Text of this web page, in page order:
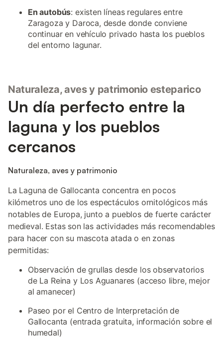
En autobús: existen líneas regulares entre
Zaragoza y Daroca, desde donde conviene
continuar en vehículo privado hasta los pueblos
del entorno lagunar.
Naturaleza, aves y patrimonio esteparico
Un día perfecto entre la
laguna y los pueblos
cercanos
Naturaleza, aves y patrimonio
La Laguna de Gallocanta concentra en pocos
kilómetros uno de los espectáculos ornitológicos más
notables de Europa, junto a pueblos de fuerte carácter
medieval. Estas son las actividades más recomendables
para hacer con su mascota atada o en zonas
permitidas:
Observación de grullas desde los observatorios
de La Reina y Los Aguanares (acceso libre, mejor
al amanecer)
Paseo por el Centro de Interpretación de
Gallocanta (entrada gratuita, información sobre el
humedal)